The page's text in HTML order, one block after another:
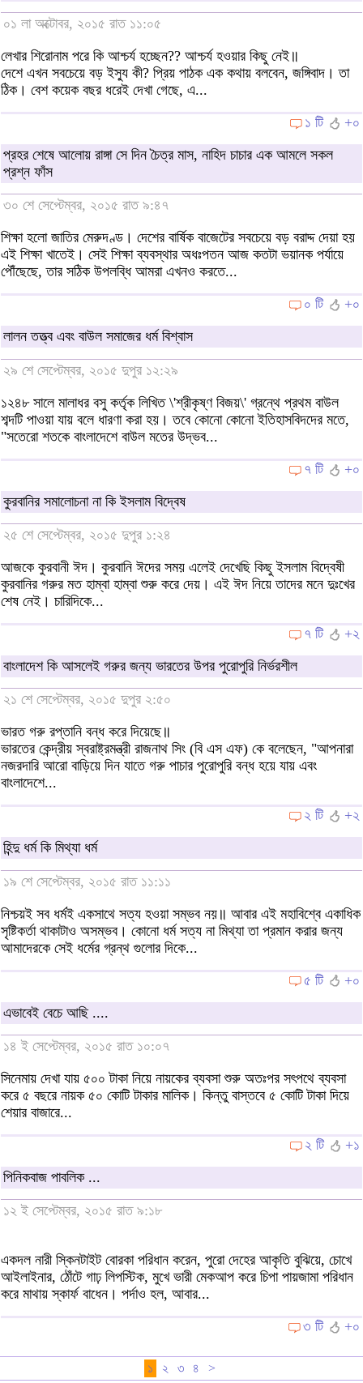
০১ লা অক্টোবর, ২০১৫ রাত ১১:০৫
লেখার শিরোনাম পরে কি আশ্চর্য হচ্ছেন?? আশ্চর্য হওয়ার কিছু নেই॥
দেশে এখন সবচেয়ে বড় ইস্যু কী? প্রিয় পাঠক এক কথায় বলবেন, জঙ্গিবাদ। তা
ঠিক। বেশ কয়েক বছর ধরেই দেখা গেছে, এ...
১ টি
+০
প্রহর শেষে আলোয় রাঙ্গা সে দিন চৈত্র মাস, নাহিদ চাচার এক আমলে সকল
প্রশ্ন ফাঁস
৩০ শে সেপ্টেম্বর, ২০১৫ রাত ৯:৪৭
শিক্ষা হলো জাতির মেরুদণ্ড। দেশের বার্ষিক বাজেটের সবচেয়ে বড় বরাদ্দ দেয়া হয়
এই শিক্ষা খাতেই। সেই শিক্ষা ব্যবস্থার অধঃপতন আজ কতটা ভয়ানক পর্যায়ে
পৌঁছেছে, তার সঠিক উপলব্ধি আমরা এখনও করতে...
০ টি
+০
লালন তত্ত্ব এবং বাউল সমাজের ধর্ম বিশ্বাস
২৯ শে সেপ্টেম্বর, ২০১৫ দুপুর ১২:২৯
১২৪৮ সালে মালাধর বসু কর্তৃক লিখিত \'শ্রীকৃষ্ণ বিজয়\' গ্রন্থে প্রথম বাউল
শব্দটি পাওয়া যায় বলে ধারণা করা হয়। তবে কোনো কোনো ইতিহাসবিদদের মতে,
"সতেরো শতকে বাংলাদেশে বাউল মতের উদ্ভব...
৭ টি
+০
কুরবানির সমালোচনা না কি ইসলাম বিদ্বেষ
২৫ শে সেপ্টেম্বর, ২০১৫ দুপুর ১:২৪
আজকে কুরবানী ঈদ। কুরবানি ঈদের সময় এলেই দেখেছি কিছু ইসলাম বিদ্বেষী
কুরবানির গরুর মত হাম্বা হাম্বা শুরু করে দেয়। এই ঈদ নিয়ে তাদের মনে দুঃখের
শেষ নেই। চারিদিকে...
৭ টি
+২
বাংলাদেশ কি আসলেই গরুর জন্য ভারতের উপর পুরোপুরি নির্ভরশীল
২১ শে সেপ্টেম্বর, ২০১৫ দুপুর ২:৫০
ভারত গরু রপ্তানি বন্ধ করে দিয়েছে॥
ভারতের কেন্দ্রীয় স্বরাষ্ট্রমন্ত্রী রাজনাথ সিং (বি এস এফ) কে বলেছেন, "আপনারা
নজরদারি আরো বাড়িয়ে দিন যাতে গরু পাচার পুরোপুরি বন্ধ হয়ে যায় এবং
বাংলাদেশে...
২ টি
+২
হিন্দু ধর্ম কি মিথ্যা ধর্ম
১৯ শে সেপ্টেম্বর, ২০১৫ রাত ১১:১১
নিশ্চয়ই সব ধর্মই একসাথে সত্য হওয়া সম্ভব নয়॥ আবার এই মহাবিশ্বে একাধিক
সৃষ্টিকর্তা থাকাটাও অসম্ভব। কোনো ধর্ম সত্য না মিথ্যা তা প্রমান করার জন্য
আমাদেরকে সেই ধর্মের গ্রন্থ গুলোর দিকে...
৫ টি
+০
এভাবেই বেচে আছি ....
১৪ ই সেপ্টেম্বর, ২০১৫ রাত ১০:০৭
সিনেমায় দেখা যায় ৫০০ টাকা নিয়ে নায়কের ব্যবসা শুরু অতঃপর সৎপথে ব্যবসা
করে ৫ বছরে নায়ক ৫০ কোটি টাকার মালিক। কিন্তু বাস্তবে ৫ কোটি টাকা দিয়ে
শেয়ার বাজারে...
২ টি
+১
পিনিকবাজ পাবলিক ...
১২ ই সেপ্টেম্বর, ২০১৫ রাত ৯:১৮
একদল নারী স্কিনটাইট বোরকা পরিধান করেন, পুরো দেহের আকৃতি বুঝিয়ে, চোখে
আইলাইনার, ঠোঁটে গাঢ় লিপস্টিক, মুখে ভারী মেকআপ করে চিপা পায়জামা পরিধান
করে মাথায় স্কার্ফ বাধেন। পর্দাও হল, আবার...
৩ টি
+০
১ ২ ৩ ৪ >